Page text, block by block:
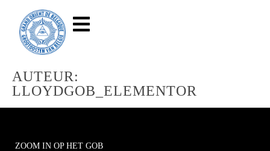
AUTEUR:
LLOYDGOB_ELEMENTOR
ZOOM IN OP HET GOB